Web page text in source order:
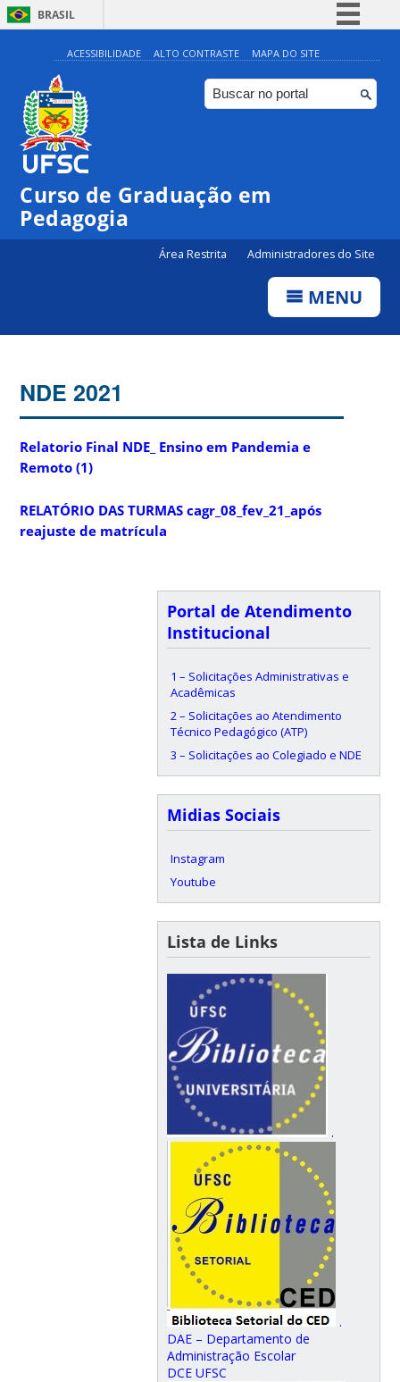
BRASIL
Simplifique!
Comunica BR
Participe
Canais
ACESSIBILIDADE ALTO CONTRASTE MAPA DO SITE
Curso de Graduação em
Pedagogia
Área Restrita Administradores do Site
MENU
NDE 2021
Relatorio Final NDE_ Ensino em Pandemia e
Remoto (1)
RELATÓRIO DAS TURMAS cagr_08_fev_21_após
reajuste de matrícula
Portal de Atendimento
Institucional
1 – Solicitações Administrativas e
Acadêmicas
2 – Solicitações ao Atendimento
Técnico Pedagógico (ATP)
3 – Solicitações ao Colegiado e NDE
Midias Sociais
Instagram
Youtube
Lista de Links
.
.
DAE – Departamento de
Administração Escolar
DCE UFSC